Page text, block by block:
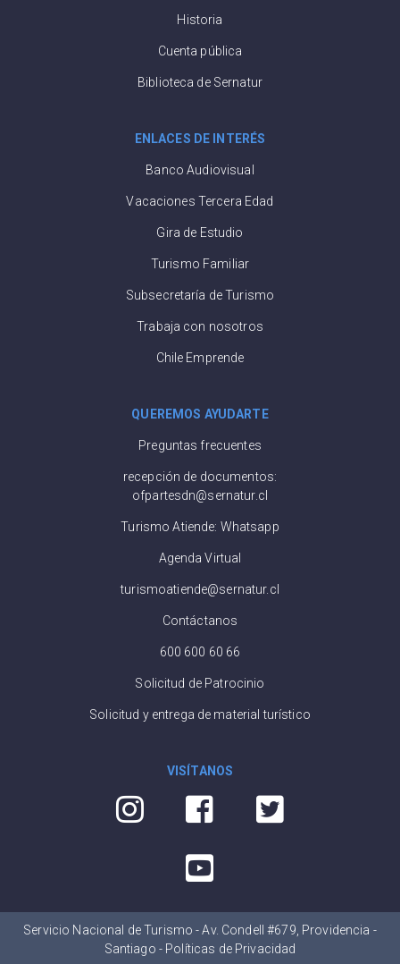
Historia
Cuenta pública
Biblioteca de Sernatur
ENLACES DE INTERÉS
Banco Audiovisual
Vacaciones Tercera Edad
Gira de Estudio
Turismo Familiar
Subsecretaría de Turismo
Trabaja con nosotros
Chile Emprende
QUEREMOS AYUDARTE
Preguntas frecuentes
recepción de documentos:
ofpartesdn@sernatur.cl
Turismo Atiende: Whatsapp
Agenda Virtual
turismoatiende@sernatur.cl
Contáctanos
600 600 60 66
Solicitud de Patrocinio
Solicitud y entrega de material turístico
VISÍTANOS
Servicio Nacional de Turismo - Av. Condell #679, Providencia -
Santiago - Políticas de Privacidad